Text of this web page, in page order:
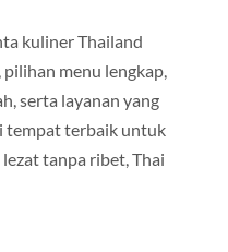
kuliner Thailand
menu lengkap,
serta layanan yang
tempat terbaik untuk
tanpa ribet, Thai